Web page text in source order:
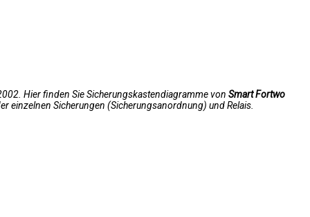
Hier finden Sie Sicherungskastendiagramme von Smart Fortwo
einzelnen Sicherungen (Sicherungsanordnung) und Relais.